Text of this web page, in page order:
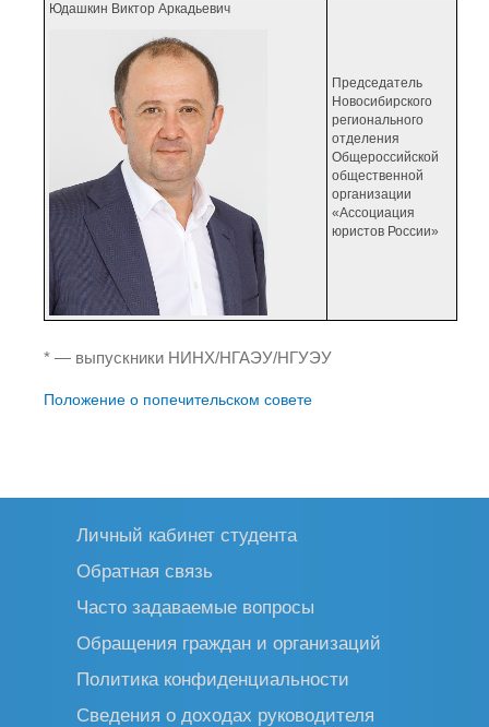
Юдашкин Виктор Аркадьевич
Председатель
Новосибирского
регионального
отделения
Общероссийской
общественной
организации
«Ассоциация
юристов России»
* — выпускники НИНХ/НГАЭУ/НГУЭУ
Положение о попечительском совете
Личный кабинет студента
Обратная связь
Часто задаваемые вопросы
Обращения граждан и организаций
Политика конфиденциальности
Сведения о доходах руководителя